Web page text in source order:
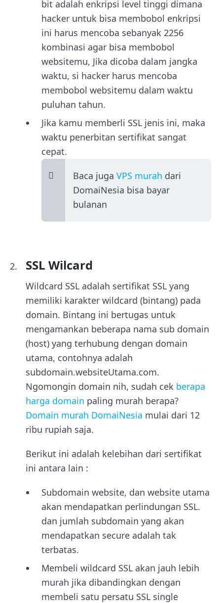
bit adalah enkripsi level tinggi dimana
hacker untuk bisa membobol enkripsi
ini harus mencoba sebanyak 2256
kombinasi agar bisa membobol
websitemu, Jika dicoba dalam jangka
waktu, si hacker harus mencoba
membobol websitemu dalam waktu
puluhan tahun.
Jika kamu memberli SSL jenis ini, maka
waktu penerbitan sertifikat sangat
cepat.
Baca juga VPS murah dari
DomaiNesia bisa bayar
bulanan
SSL Wilcard
Wildcard SSL adalah sertifikat SSL yang
memiliki karakter wildcard (bintang) pada
domain. Bintang ini bertugas untuk
mengamankan beberapa nama sub domain
(host) yang terhubung dengan domain
utama, contohnya adalah
subdomain.websiteUtama.com.
Ngomongin domain nih, sudah cek berapa
harga domain paling murah berapa?
Domain murah DomaiNesia mulai dari 12
ribu rupiah saja.
Berikut ini adalah kelebihan dari sertifikat
ini antara lain :
Subdomain website, dan website utama
akan mendapatkan perlindungan SSL.
dan jumlah subdomain yang akan
mendapatkan secure adalah tak
terbatas.
Membeli wildcard SSL akan jauh lebih
murah jika dibandingkan dengan
membeli satu persatu SSL single